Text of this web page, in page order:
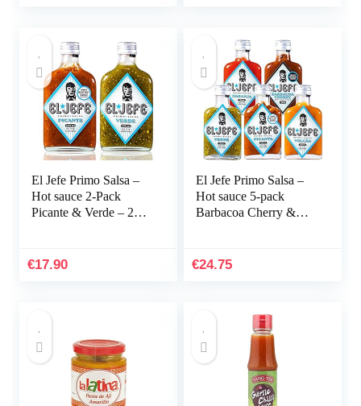
El Jefe Primo Salsa –
Hot sauce 2-Pack
Picante & Verde – 2x
€17.90
El Jefe Primo Salsa –
Hot sauce 5-pack
Barbacoa Cherry &
100ml
€24.75